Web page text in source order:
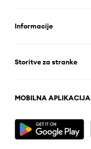
Informacije
Storitve za stranke
MOBILNA APLIKACIJA